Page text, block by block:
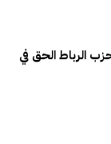
الرباط الحق في